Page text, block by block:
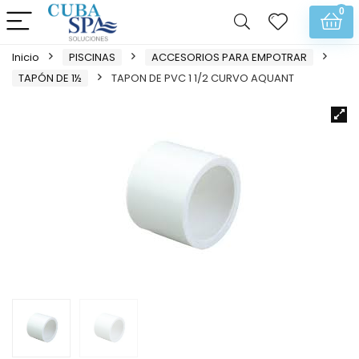
0
Inicio PISCINAS
ACCESORIOS PARA EMPOTRAR
TAPÓN DE 1½
TAPON DE PVC 1 1/2 CURVO AQUANT